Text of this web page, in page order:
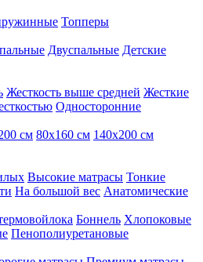
Топперы
Двуспальные Детские
Жесткость выше средней Жесткие
Односторонние
см 80х160 см 140х200 см
Высокие матрасы Тонкие
На большой вес Анатомические
Боннель Хлопоковые
Пенополиуретановые